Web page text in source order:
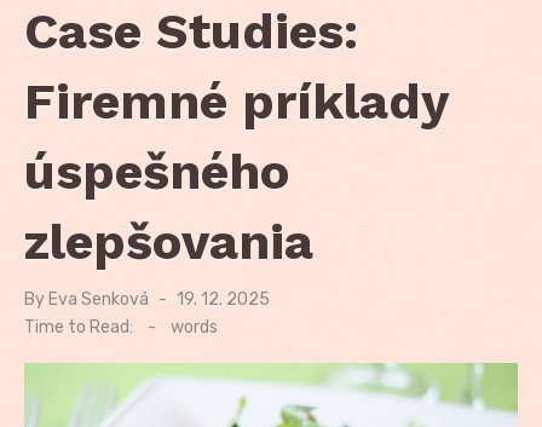
Case Studies:
Firemné príklady
úspešného
zlepšovania
By Eva Senková
Posted
on
19. 12. 2025
Time to Read:
- words